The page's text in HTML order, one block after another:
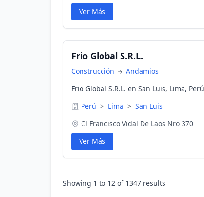
Ver Más
Frio Global S.R.L.
Construcción
Andamios
Frio Global S.R.L. en San Luis, Lima, Perú
Perú > Lima > San Luis
Cl Francisco Vidal De Laos Nro 370
Ver Más
Showing 1 to 12 of 1347 results